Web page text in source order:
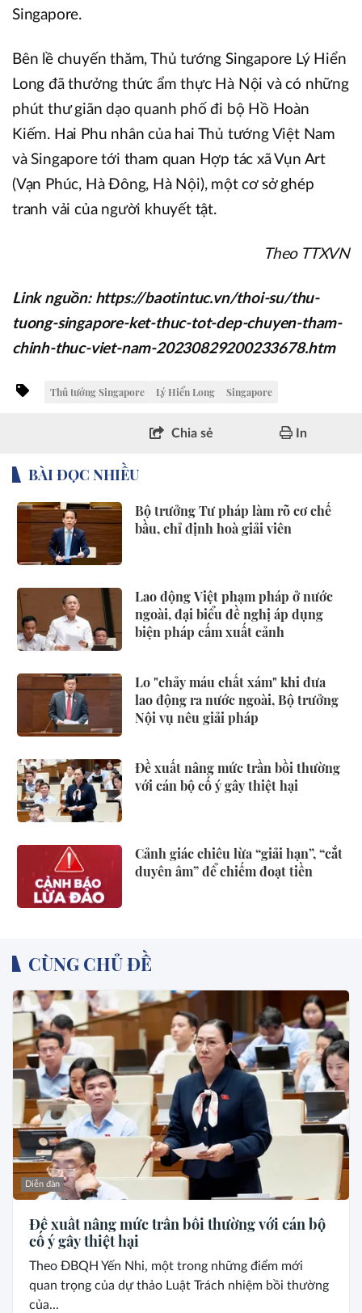
Singapore.
Bên lề chuyến thăm, Thủ tướng Singapore Lý Hiển
Long đã thưởng thức ẩm thực Hà Nội và có những
phút thư giãn dạo quanh phố đi bộ Hồ Hoàn
Kiếm. Hai Phu nhân của hai Thủ tướng Việt Nam
và Singapore tới tham quan Hợp tác xã Vụn Art
(Vạn Phúc, Hà Đông, Hà Nội), một cơ sở ghép
tranh vải của người khuyết tật.
Theo TTXVN
Link nguồn: https://baotintuc.vn/thoi-su/thu-
tuong-singapore-ket-thuc-tot-dep-chuyen-tham-
chinh-thuc-viet-nam-20230829200233678.htm
Thủ tướng Singapore Lý Hiển Long Singapore
Chia sẻ In
BÀI ĐỌC NHIỀU
Bộ trưởng Tư pháp làm rõ cơ chế
bầu, chỉ định hoà giải viên
Lao động Việt phạm pháp ở nước
ngoài, đại biểu đề nghị áp dụng
biện pháp cấm xuất cảnh
Lo "chảy máu chất xám" khi đưa
lao động ra nước ngoài, Bộ trưởng
Nội vụ nêu giải pháp
Đề xuất nâng mức trần bồi thường
với cán bộ cố ý gây thiệt hại
Cảnh giác chiêu lừa “giải hạn”, “cắt
duyên âm” để chiếm đoạt tiền
CÙNG CHỦ ĐỀ
Diễn đàn
Đề xuất nâng mức trần bồi thường với cán bộ
cố ý gây thiệt hại
Theo ĐBQH Yến Nhi, một trong những điểm mới
quan trọng của dự thảo Luật Trách nhiệm bồi thường
của...